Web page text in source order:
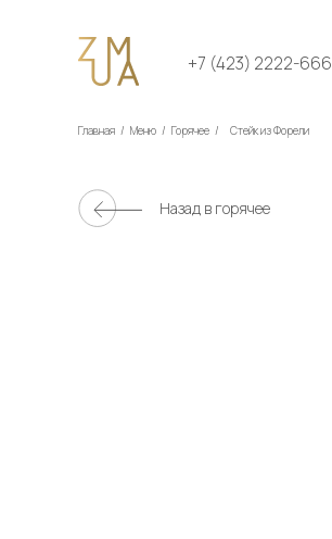
+7 (423) 2222-666
Главная / Меню / Горячее / Стейк из Форели
Назад в горячее